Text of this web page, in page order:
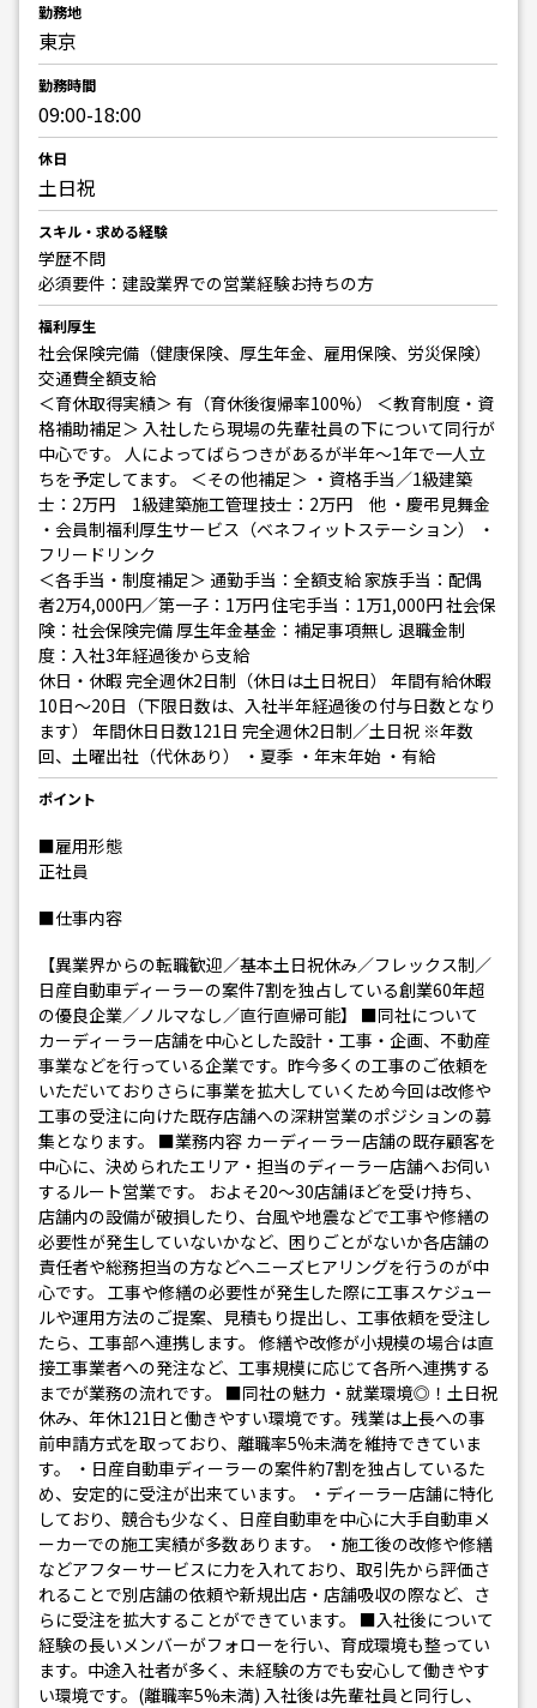
勤務地
東京
勤務時間
09:00-18:00
休日
土日祝
スキル・求める経験
学歴不問
必須要件：建設業界での営業経験お持ちの方
福利厚生
社会保険完備（健康保険、厚生年金、雇用保険、労災保険）
交通費全額支給
＜育休取得実績＞ 有（育休後復帰率100%） ＜教育制度・資
格補助補足＞ 入社したら現場の先輩社員の下について同行が
中心です。 人によってばらつきがあるが半年〜1年で一人立
ちを予定してます。 ＜その他補足＞ ・資格手当／1級建築
士：2万円 1級建築施工管理技士：2万円 他 ・慶弔見舞金
・会員制福利厚生サービス（ベネフィットステーション） ・
フリードリンク
＜各手当・制度補足＞ 通勤手当：全額支給 家族手当：配偶
者2万4,000円／第一子：1万円 住宅手当：1万1,000円 社会保
険：社会保険完備 厚生年金基金：補足事項無し 退職金制
度：入社3年経過後から支給
休日・休暇 完全週休2日制（休日は土日祝日） 年間有給休暇
10日〜20日（下限日数は、入社半年経過後の付与日数となり
ます） 年間休日日数121日 完全週休2日制／土日祝 ※年数
回、土曜出社（代休あり） ・夏季 ・年末年始 ・有給
ポイント
■雇用形態
正社員
■仕事内容
【異業界からの転職歓迎／基本土日祝休み／フレックス制／
日産自動車ディーラーの案件7割を独占している創業60年超
の優良企業／ノルマなし／直行直帰可能】 ■同社について
カーディーラー店舗を中心とした設計・工事・企画、不動産
事業などを行っている企業です。昨今多くの工事のご依頼を
いただいておりさらに事業を拡大していくため今回は改修や
工事の受注に向けた既存店舗への深耕営業のポジションの募
集となります。 ■業務内容 カーディーラー店舗の既存顧客を
中心に、決められたエリア・担当のディーラー店舗へお伺い
するルート営業です。 およそ20〜30店舗ほどを受け持ち、
店舗内の設備が破損したり、台風や地震などで工事や修繕の
必要性が発生していないかなど、困りごとがないか各店舗の
責任者や総務担当の方などへニーズヒアリングを行うのが中
心です。 工事や修繕の必要性が発生した際に工事スケジュー
ルや運用方法のご提案、見積もり提出し、工事依頼を受注し
たら、工事部へ連携します。 修繕や改修が小規模の場合は直
接工事業者への発注など、工事規模に応じて各所へ連携する
までが業務の流れです。 ■同社の魅力 ・就業環境◎！土日祝
休み、年休121日と働きやすい環境です。残業は上長への事
前申請方式を取っており、離職率5%未満を維持できていま
す。 ・日産自動車ディーラーの案件約7割を独占しているた
め、安定的に受注が出来ています。 ・ディーラー店舗に特化
しており、競合も少なく、日産自動車を中心に大手自動車メ
ーカーでの施工実績が多数あります。 ・施工後の改修や修繕
などアフターサービスに力を入れており、取引先から評価さ
れることで別店舗の依頼や新規出店・店舗吸収の際など、さ
らに受注を拡大することができています。 ■入社後について
経験の長いメンバーがフォローを行い、育成環境も整ってい
ます。中途入社者が多く、未経験の方でも安心して働きやす
い環境です。(離職率5%未満) 入社後は先輩社員と同行し、